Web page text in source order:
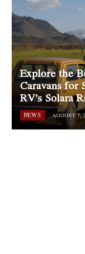
Explore the
Caravans for
RV’s Solara
NEWS AUGUST 7,